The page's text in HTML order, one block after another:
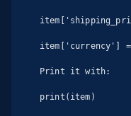
item['currency'] =
Print it with:
print(item)